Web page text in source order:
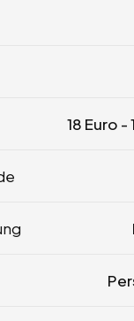
18 Euro -